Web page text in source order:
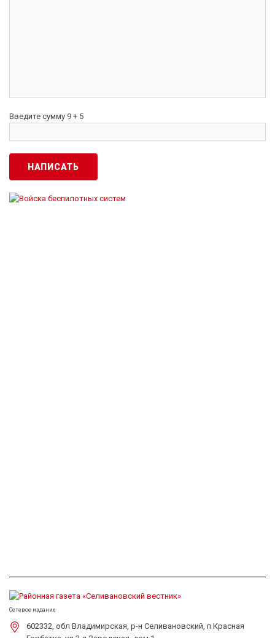
Введите сумму 9 + 5
Сетевое издание
602332, обл Владимирская, р-н Селивановский, п Красная